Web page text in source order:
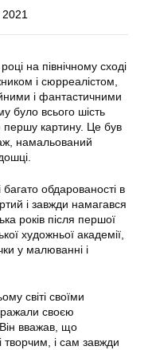
2021
на північному сході
і сюрреалістом,
і фантастичними
було всього шість
картину. Це був
намальований
обдарованості в
і завжди намагався
років після першої
художньої академії,
у малюванні і
світі своїми
своєю
вважав, що
і сам завжди